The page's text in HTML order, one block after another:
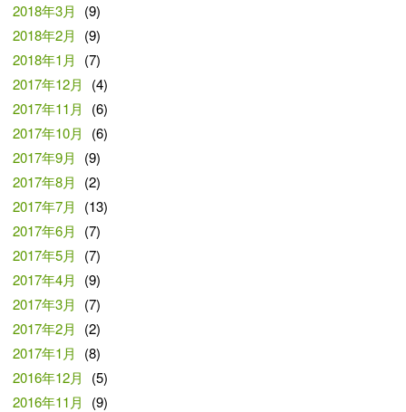
2018年3月
(9)
2018年2月
(9)
2018年1月
(7)
2017年12月
(4)
2017年11月
(6)
2017年10月
(6)
2017年9月
(9)
2017年8月
(2)
2017年7月
(13)
2017年6月
(7)
2017年5月
(7)
2017年4月
(9)
2017年3月
(7)
2017年2月
(2)
2017年1月
(8)
2016年12月
(5)
2016年11月
(9)